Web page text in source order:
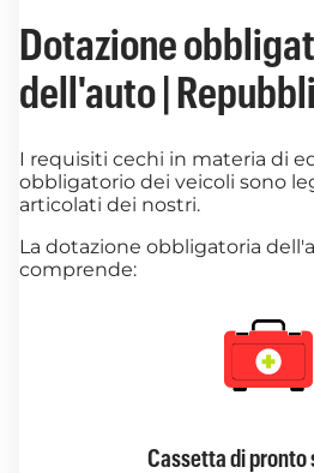
Dotazione
dell'auto |
I requisiti cechi in materia di
obbligatorio dei veicoli sono
articolati dei nostri.
La dotazione obbligatoria
comprende:
Cassetta di pronto